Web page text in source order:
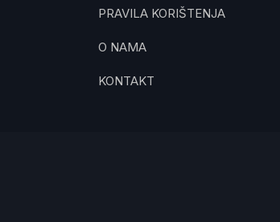
PRAVILA KORIŠTENJA
O NAMA
KONTAKT